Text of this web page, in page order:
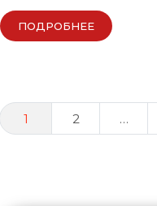
ПОДРОБНЕЕ
Posts
1 2 …